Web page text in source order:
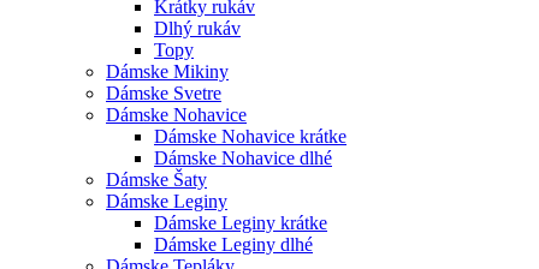
Krátky rukáv
Dlhý rukáv
Topy
Dámske Mikiny
Dámske Svetre
Dámske Nohavice
Dámske Nohavice krátke
Dámske Nohavice dlhé
Dámske Šaty
Dámske Leginy
Dámske Leginy krátke
Dámske Leginy dlhé